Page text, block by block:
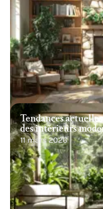
Tendances
des intérieurs
11 mars 2026